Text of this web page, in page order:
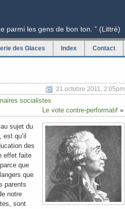
parmi les gens de bon ton. ” (Littré)
des Glaces Index Contact
21 octobre 2011, 2:05pm
socialistes
Le vote contre-performatif »
sujet du
qu’il
des
effet faite
que
que
parents
notre
sont